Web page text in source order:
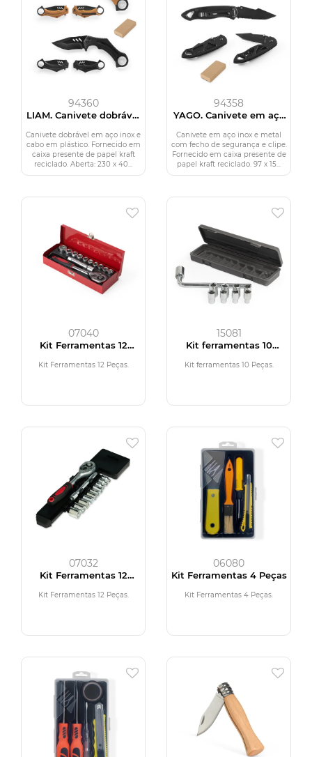
94360
LIAM. Canivete dobrável
plástico
Canivete dobrável em aço inox e
cabo em plástico. Fornecido em
caixa presente de papel kraft
reciclado. Aberta: 230 x 40...
94358
YAGO. Canivete em aço
inox e metal com fecho
de segurança
Canivete em aço inox e metal
com fecho de segurança e clipe.
Fornecido em caixa presente de
papel kraft reciclado. 97 x 15...
07040
Kit Ferramentas 12
Kit Ferramentas 12 Peças.
15081
Kit ferramentas 10
Kit ferramentas 10 Peças.
07032
Kit Ferramentas 12
Kit Ferramentas 12 Peças.
06080
Kit Ferramentas 4 Peças
Kit Ferramentas 4 Peças.